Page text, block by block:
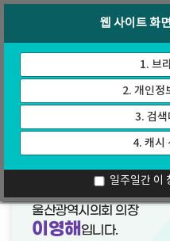
가
기
인터넷방송
웹 사이트 화
1. 브
2. 개인정
3. 검색
4. 캐시
일주일간 이
열린의장실
울산광역시의회 의장
이영해 입니다.